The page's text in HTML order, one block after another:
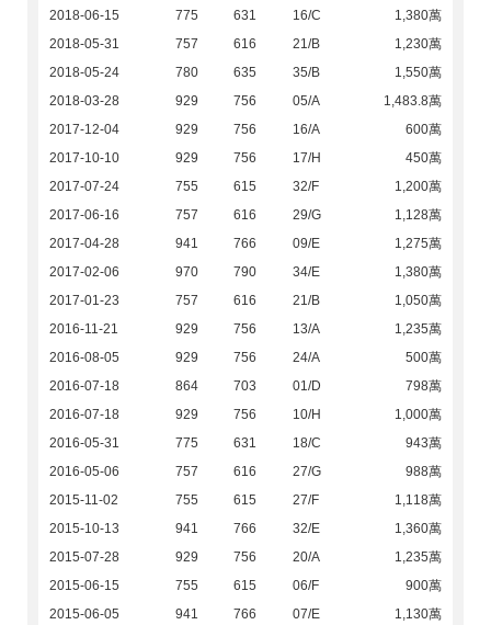
2018-06-15
775 631 16/C
1,380萬
2018-05-31
757 616 21/B
1,230萬
2018-05-24
780 635 35/B
1,550萬
2018-03-28
929 756 05/A
1,483.8萬
2017-12-04
929 756 16/A
600萬
2017-10-10
929 756 17/H
450萬
2017-07-24
755 615 32/F
1,200萬
2017-06-16
757 616 29/G
1,128萬
2017-04-28
941 766 09/E
1,275萬
2017-02-06
970 790 34/E
1,380萬
2017-01-23
757 616 21/B
1,050萬
2016-11-21
929 756 13/A
1,235萬
2016-08-05
929 756 24/A
500萬
2016-07-18
864 703 01/D
798萬
2016-07-18
929 756 10/H
1,000萬
2016-05-31
775 631 18/C
943萬
2016-05-06
757 616 27/G
988萬
2015-11-02
755 615 27/F
1,118萬
2015-10-13
941 766 32/E
1,360萬
2015-07-28
929 756 20/A
1,235萬
2015-06-15
755 615 06/F
900萬
2015-06-05
941 766 07/E
1,130萬